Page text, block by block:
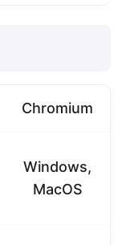
Chromium
Windows,
MacOS